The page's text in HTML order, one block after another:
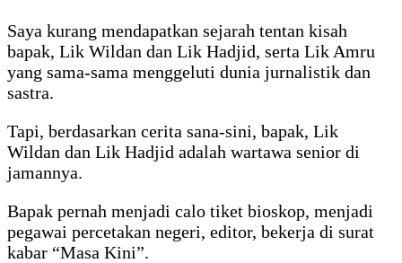
Saya kurang mendapatkan sejarah tentan kisah
bapak, Lik Wildan dan Lik Hadjid, serta Lik Amru
yang sama-sama menggeluti dunia jurnalistik dan
sastra.
Tapi, berdasarkan cerita sana-sini, bapak, Lik
Wildan dan Lik Hadjid adalah wartawa senior di
jamannya.
Bapak pernah menjadi calo tiket bioskop, menjadi
pegawai percetakan negeri, editor, bekerja di surat
kabar “Masa Kini”.